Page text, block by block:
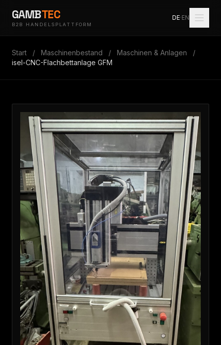
GAMBTEC
B2B HANDELSPLATTFORM
DE·EN
Start / Maschinenbestand / Maschinen & Anlagen
/
isel-CNC-Flachbettanlage GFM